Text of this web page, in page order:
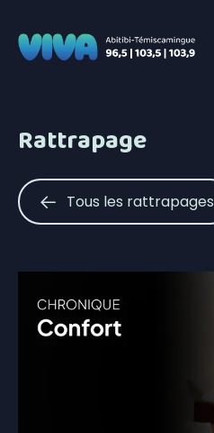
Rattrapage
Tous les rattrapages